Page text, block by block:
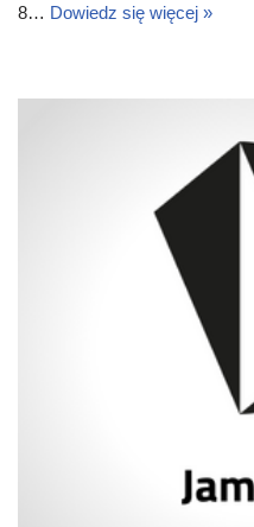
8… Dowiedz się więcej »